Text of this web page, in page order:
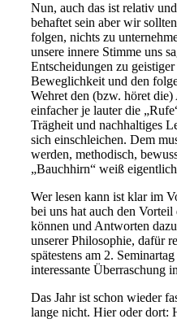
Nun, auch das ist relativ
behaftet sein aber wir
folgen, nichts zu
unsere innere Stimme uns
Entscheidungen zu
Beweglichkeit und den
Wehret den (bzw. höret
einfacher je lauter die
Trägheit und nachhaltiges
sich einschleichen. Dem
werden, methodisch,
„Bauchhirn“ weiß
Wer lesen kann ist klar im
bei uns hat auch den Vorteil
können und Antworten
unserer Philosophie, dafür
spätestens am 2.
interessante Überraschung
Das Jahr ist schon wieder
lange nicht. Hier oder dort: